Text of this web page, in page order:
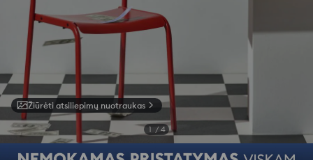
Žiūrėti atsiliepimų nuotraukas
1 / 4